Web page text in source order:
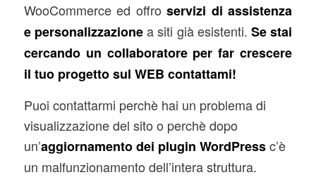
WooCommerce ed offroservizi di assistenza
e personalizzazionea siti già esistenti. Se stai
cercando un collaboratore per far crescere
il tuo progetto sul WEB contattami!
Puoi contattarmi perchè hai un problema di
visualizzazione del sito o perchè dopo
un’aggiornamento dei plugin WordPressc’è
un malfunzionamento dell’intera struttura.